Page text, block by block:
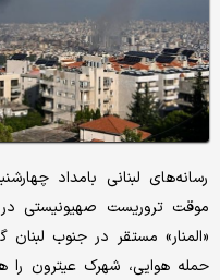
رسانه‌های لبنانی بامداد
موقت تروریست صهیونیستی در
«المنار» مستقر در جنوب
حمله هوایی، شهرک عیترون را